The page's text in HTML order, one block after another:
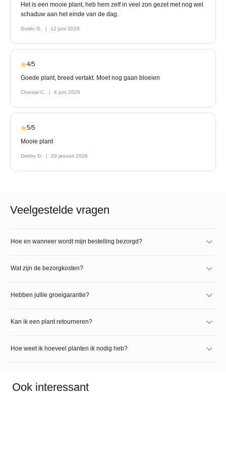
Het is een mooie plant, heb hem zelf in veel zon gezet met nog wel
schaduw aan het einde van de dag.
Guido G. 12 juni 2026
4/5
Goede plant, breed vertakt. Moet nog gaan bloeien
Chantal C. 4 juni 2026
5/5
Mooie plant
Debby D. 29 januari 2026
Veelgestelde vragen
Hoe en wanneer wordt mijn bestelling bezorgd?
Wat zijn de bezorgkosten?
Hebben jullie groeigarantie?
Kan ik een plant retourneren?
Hoe weet ik hoeveel planten ik nodig heb?
Ook interessant